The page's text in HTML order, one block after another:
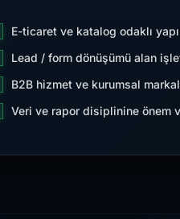
E-ticaret ve katalog odaklı
Lead / form dönüşümü alan
B2B hizmet ve kurumsal
Veri ve rapor disiplinine önem